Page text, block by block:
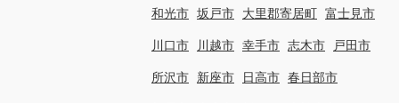
和光市 坂戸市 大里郡寄居町 富士見市
川口市 川越市 幸手市 志木市 戸田市
所沢市 新座市 日高市 春日部市